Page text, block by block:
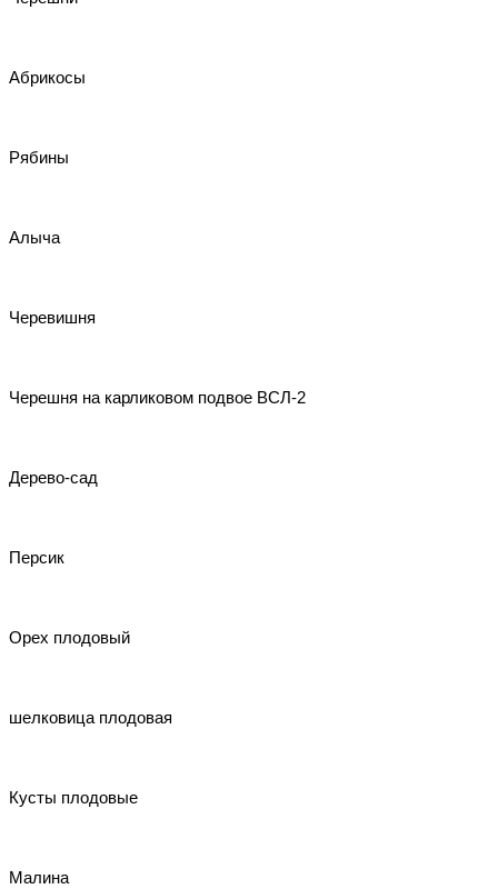
Абрикосы
Рябины
Алыча
Черевишня
Черешня на карликовом подвое ВСЛ-2
Дерево-сад
Персик
Орех плодовый
шелковица плодовая
Кусты плодовые
Малина